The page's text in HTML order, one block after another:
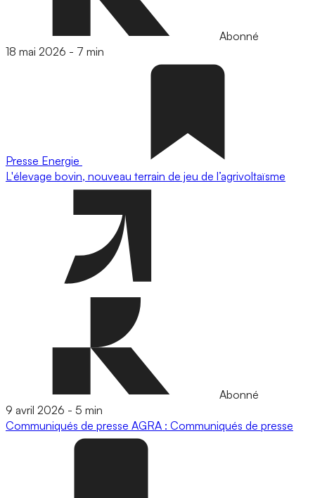
Abonné
18 mai 2026 - 7 min
Presse Energie
L'élevage bovin, nouveau terrain de jeu de l’agrivoltaïsme
Abonné
9 avril 2026 - 5 min
Communiqués de presse AGRA : Communiqués de presse